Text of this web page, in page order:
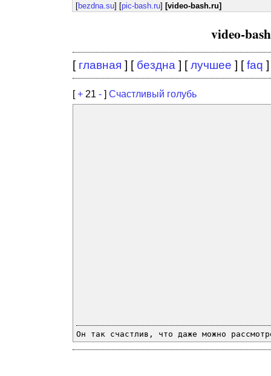
[bezdna.su] [pic-bash.ru] [video-bash.ru]
video-
[ главная ] [ бездна ] [лучшее ] [faq ]
[+ 21 - ] Счастливый голубь
Он так счастлив, что даже можно